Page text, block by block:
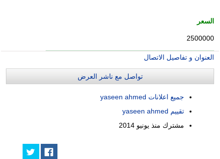
السعر
2500000
العنوان و تفاصيل الاتصال
تواصل مع ناشر العرض
جميع اعلانات yaseen ahmed
تقييم yaseen ahmed
مشترك منذ يونيو 2014